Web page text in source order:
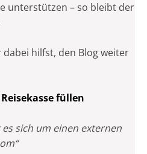
unterstützen – so bleibt der
hilfst, den Blog weiter
füllen
sich um einen externen